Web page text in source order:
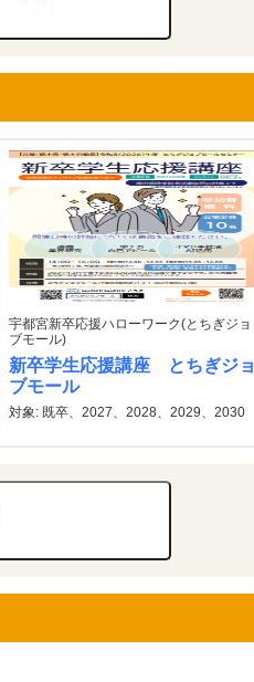
宇都宮新卒応援ハローワーク(とちぎジョ
ブモール)
新卒学生応援講座 とちぎジョ
ブモール
対象: 既卒、2027、2028、2029、2030